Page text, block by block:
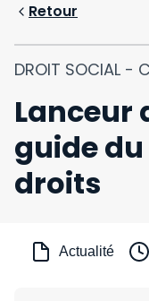
Retour
DROIT SOCIAL -
Lanceur
guide
droits
Actualité